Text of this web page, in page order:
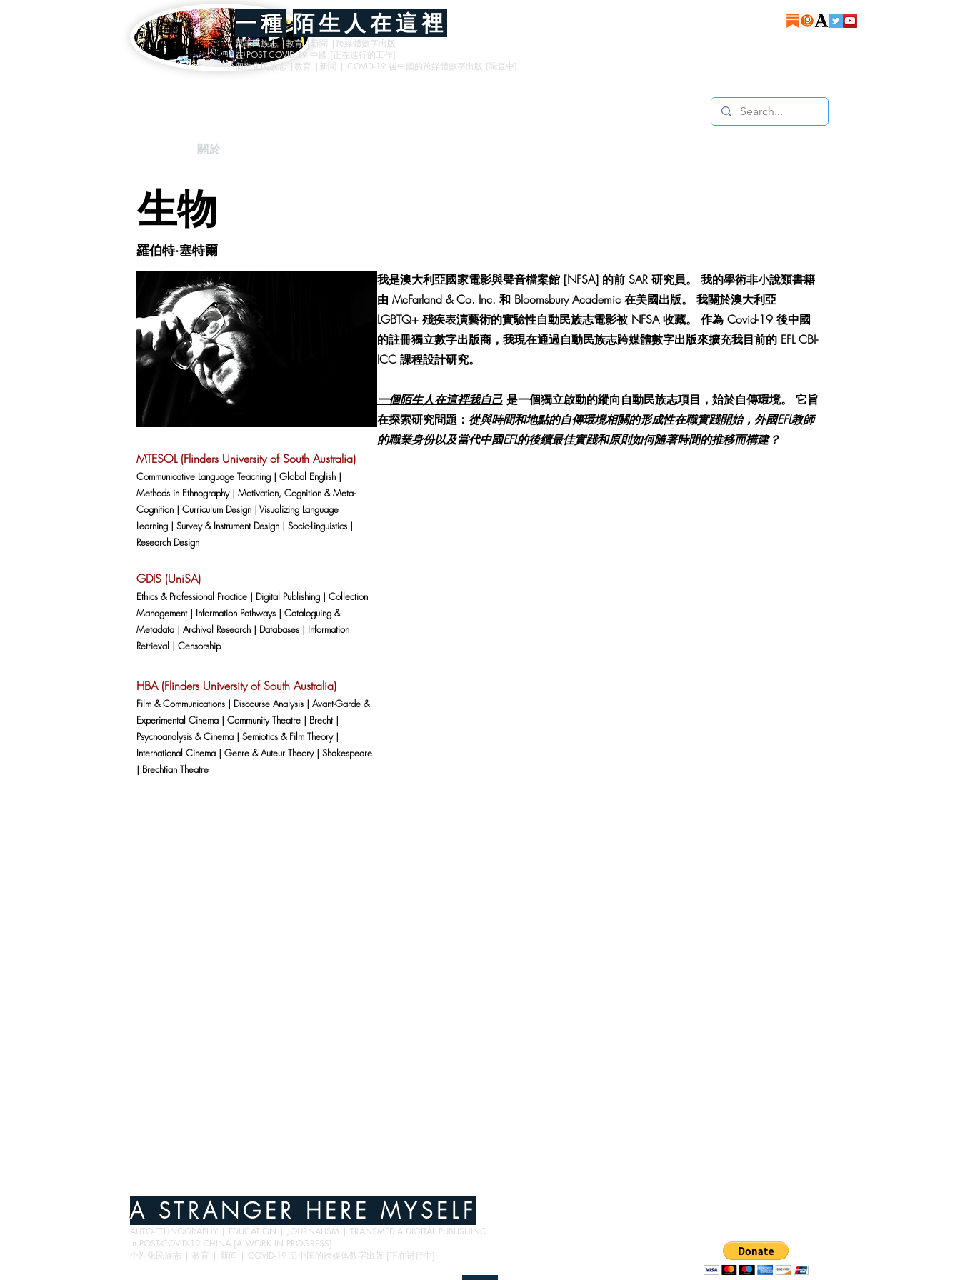
一種 陌生人在這裡
親筆民族志 |教育 |新聞 |跨媒體數字出版
在 POST-COVID-19 中國 [正在進行的工作]
個性化民族志 |教育 |新聞 | COVID-19 後中國的跨媒體數字出版 [調查中]
關於
生物
羅伯特·塞特爾
MTESOL(Flinders University of South Australia)
Communicative Language Teaching | Global English |
Methods in Ethnography | Motivation, Cognition & Meta-
Cognition | Curriculum Design | Visualizing Language
Learning | Survey & Instrument Design | Socio-Linguistics |
Research Design
GDIS (UniSA)
Ethics & Professional Practice | Digital Publishing | Collection
Management | Information Pathways | Cataloguing &
Metadata | Archival Research | Databases | Information
Retrieval | Censorship
HBA (Flinders University of South Australia)
Film & Communications | Discourse Analysis | Avant-Garde &
Experimental Cinema | Community Theatre | Brecht |
Psychoanalysis & Cinema | Semiotics & Film Theory |
International Cinema | Genre & Auteur Theory | Shakespeare
| Brechtian Theatre
我是澳大利亞國家電影與聲音檔案館 [NFSA] 的前 SAR 研究員。 我的學術非小說類書籍
由 McFarland & Co. Inc. 和 Bloomsbury Academic 在美國出版。 我關於澳大利亞
LGBTQ+ 殘疾表演藝術的實驗性自動民族志電影被 NFSA 收藏。 作為 Covid-19 後中國
的註冊獨立數字出版商，我現在通過自動民族志跨媒體數字出版來擴充我目前的 EFL CBI-
ICC 課程設計研究。
一個陌生人在這裡我自己 是一個獨立啟動的縱向自動民族志項目，始於自傳環境。 它旨
在探索研究問題： 從與時間和地點的自傳環境相關的形成性在職實踐開始，外國EFL教師
的職業身份以及當代中國EFL的後續最佳實踐和原則如何隨著時間的推移而構建？
A STRANGER HERE MYSELF
AUTO-ETHNOGRAPHY | EDUCATION | JOURNALISM | TRANSMEDIA DIGITAL PUBLISHING
in POST-COVID-19 CHINA [A WORK IN PROGRESS]
个性化民族志 | 教育 | 新闻 | COVID-19 后中国的跨媒体数字出版 [正在进行中]